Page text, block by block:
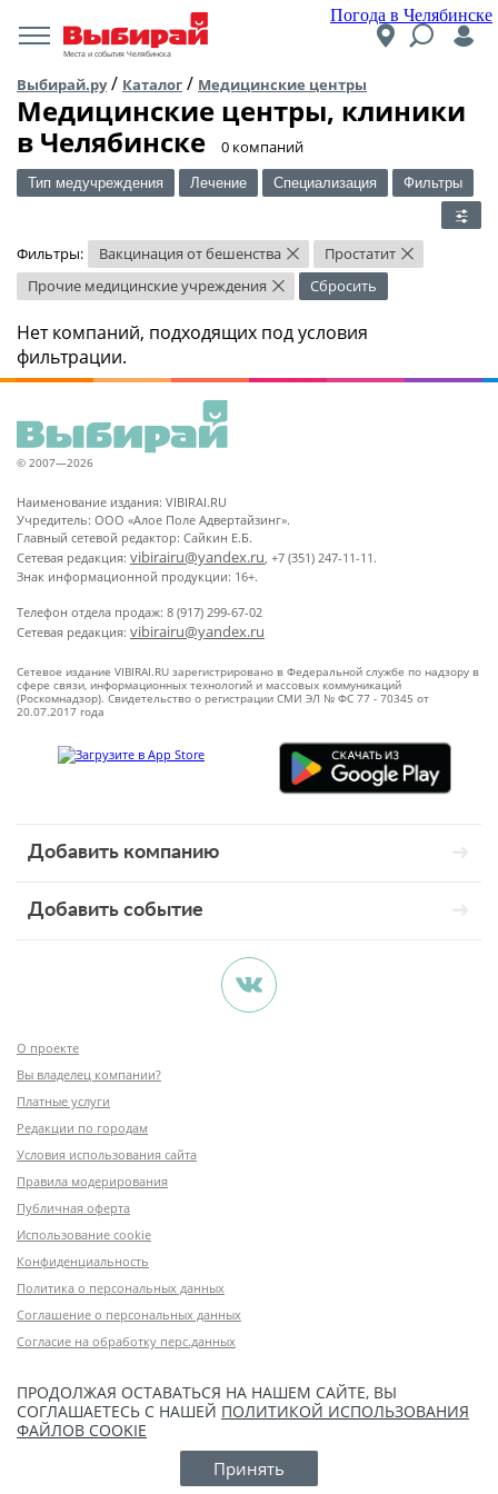
Погода в Челябинске
Места и события Челябинска
Выбирай.ру/ Каталог / Медицинские центры
Медицинские центры, клиники
в Челябинске
​0 компаний
Тип медучреждения Лечение Специализация Фильтры
Фильтры: Вакцинация от бешенства × Простатит ×
Прочие медицинские учреждения × Сбросить
Нет компаний, подходящих под условия
фильтрации.
© 2007—2026
Наименование издания: VIBIRAI.RU
Учредитель: ООО «Алое Поле Адвертайзинг».
Главный сетевой редактор: Сайкин Е.Б.
Сетевая редакция: vibirairu@yandex.ru, +7 (351) 247-11-11.
Знак информационной продукции: 16+.
Телефон отдела продаж: 8 (917) 299-67-02
Сетевая редакция: vibirairu@yandex.ru
Сетевое издание VIBIRAI.RU зарегистрировано в Федеральной службе по надзору в
сфере связи, информационных технологий и массовых коммуникаций
(Роскомнадзор). Свидетельство о регистрации СМИ ЭЛ № ФС 77 - 70345 от
20.07.2017 года
Добавить компанию
Добавить событие
О проекте
Вы владелец компании?
Платные услуги
Редакции по городам
Условия использования сайта
Правила модерирования
Публичная оферта
Использование cookie
Конфиденциальность
Политика о персональных данных
Соглашение о персональных данных
Согласие на обработку перс.данных
ПРОДОЛЖАЯ ОСТАВАТЬСЯ НА НАШЕМ САЙТЕ, ВЫ
СОГЛАШАЕТЕСЬ С НАШЕЙ ПОЛИТИКОЙ ИСПОЛЬЗОВАНИЯ
ФАЙЛОВ COOKIE
Принять